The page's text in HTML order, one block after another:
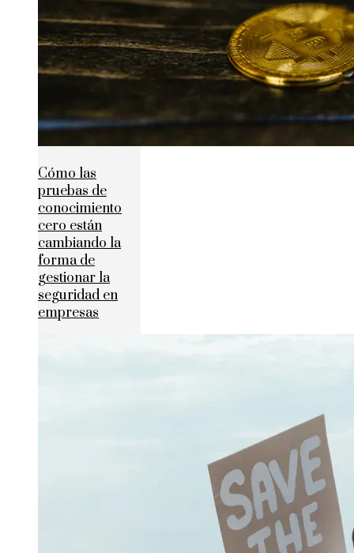
Cómo las
pruebas de
conocimiento
cero están
cambiando la
forma de
gestionar la
seguridad en
empresas